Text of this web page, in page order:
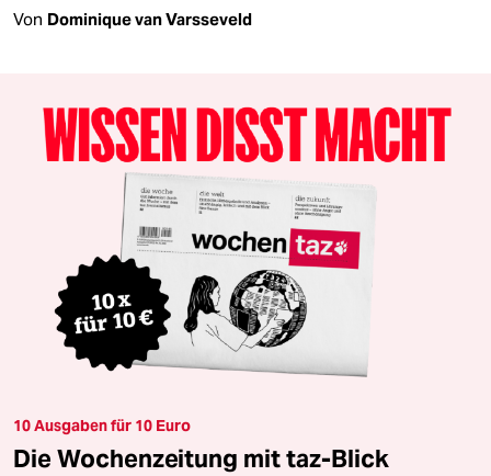
Von Dominique van Varsseveld
10 Ausgaben für 10 Euro
Die Wochenzeitung mit taz-Blick